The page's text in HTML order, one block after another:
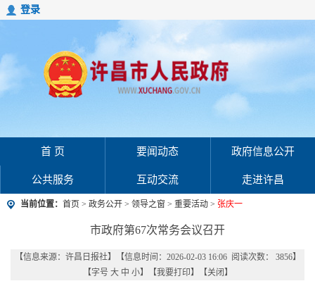
登录
首 页 要闻动态 政府信息公开
公共服务 互动交流 走进许昌
当前位置： 首页 > 政务公开 > 领导之窗 > 重要活动 > 张庆一
市政府第67次常务会议召开
【信息来源： 许昌日报社】 【信息时间：2026-02-03 16:06 阅读次数： 3856】
【字号 大 中 小】【我要打印】【关闭 】